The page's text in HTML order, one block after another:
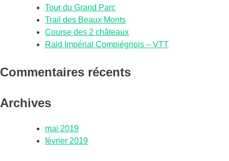
Tour du Grand Parc
Trail des Beaux Monts
Course des 2 châteaux
Raid Impérial Compiégnois – VTT
Commentaires récents
Archives
mai 2019
février 2019